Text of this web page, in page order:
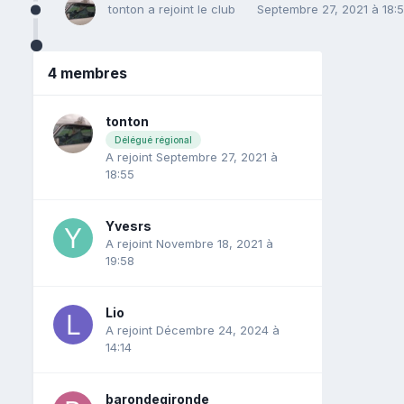
tonton a rejoint le club Septembre 27, 2021 à
4 membres
tonton
Délégué régional
A rejoint Septembre 27, 2021 à
18:55
Yvesrs
A rejoint Novembre 18, 2021 à
19:58
Lio
A rejoint Décembre 24, 2024 à
14:14
barondegironde